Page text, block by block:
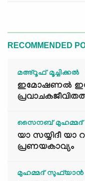
RECOMMENDED
മഅ്റൂഫ് മൂച്ചിക്കല്‍
ഇമോഷണൽ
സൈനബ് മുഹമ്മദ്
യാ സയ്യിദീ യാ
പ്രണയകാവ്യം
മുഹമ്മദ് സുഫ്‌യാൻ